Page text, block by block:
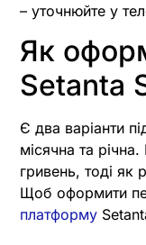
– уточнюйте у
Як
Setanta
Є два варіанти
місячна та
гривень, тоді як
Щоб оформити
платформу